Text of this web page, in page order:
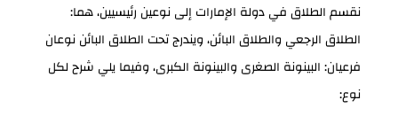
نقسم الطلاق في دولة الإمارات إلى نوعين رئيسيين، هما:
الطلاق الرجعي والطلاق البائن، ويندرج تحت الطلاق البائن نوعان
فرعيان: البينونة الصغرى والبينونة الكبرى، وفيما يلي شرح لكل
نوع: